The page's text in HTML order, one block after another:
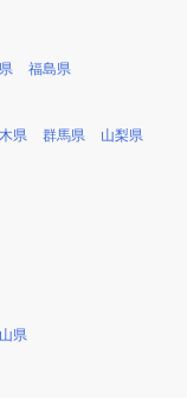
福島県
県 群馬県 山梨県
県